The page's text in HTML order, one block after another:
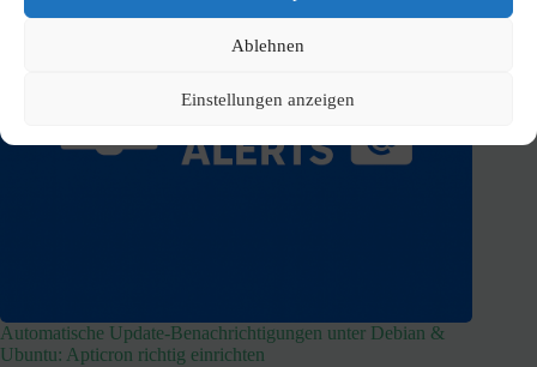
Ablehnen
Einstellungen anzeigen
Automatische Update-Benachrichtigungen unter Debian &
Ubuntu: Apticron richtig einrichten